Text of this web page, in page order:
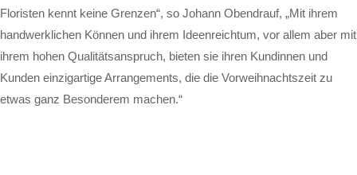
Floristen kennt keine Grenzen“, so Johann Obendrauf, „Mit ihrem
handwerklichen Können und ihrem Ideenreichtum, vor allem aber mit
ihrem hohen Qualitätsanspruch, bieten sie ihren Kundinnen und
Kunden einzigartige Arrangements, die die Vorweihnachtszeit zu
etwas ganz Besonderem machen.“